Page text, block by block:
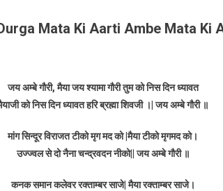
(Durga Mata Ki Aarti Ambe Mata Ki
जय अम्बे गौरी, मैया जय श्यामा गौरी तुम को निस दिन ध्यावत
को निस दिन ध्यावत हरि ब्रह्मा शिवजी ।| जय अम्बे गौरी ॥
मांग सिन्दूर विराजत टीको मृग मद को |मैया टीको मृगमद को।
उज्ज्वल से दो नैना चन्द्रवदन नीको|| जय अम्बे गौरी ॥
कनक समान कलेवर रक्ताम्बर साजे| मैया रक्ताम्बर साजे।